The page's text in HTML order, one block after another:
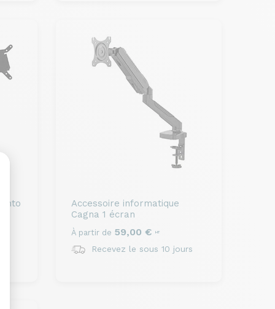
vos Options
Accessoire informatique
Cagna 1 écran
À partir de 59,00 € HT
Recevez le sous 10 jours